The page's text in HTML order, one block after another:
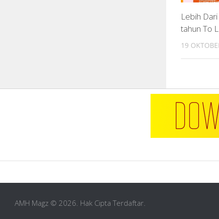
Lebih
tahun To
19
AMH Magz © 2026. Hak Cipta Terdaftar.